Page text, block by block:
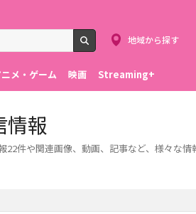
検索
地域から探す
メ・ゲーム 映画 Streaming+
情報
件や関連画像、動画、記事など、様々な